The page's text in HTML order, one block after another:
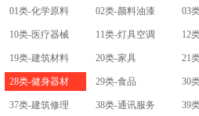
01类-化学原料 02类-颜料油漆 03
10类-医疗器械 11类-灯具空调 12
19类-建筑材料 20类-家具 21
28类-健身器材 29类-食品 30
37类-建筑修理 38类-通讯服务 39